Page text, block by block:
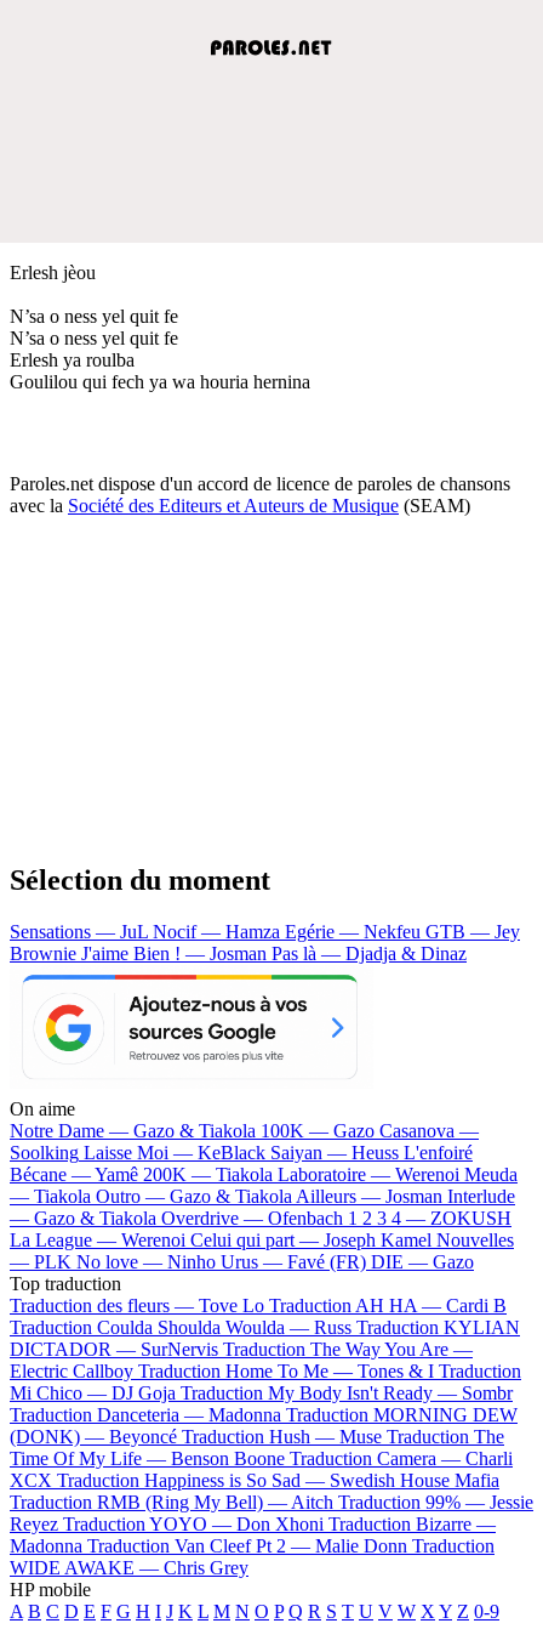
Erlesh jèou
N’sa o ness yel quit fe
N’sa o ness yel quit fe
Erlesh ya roulba
Goulilou qui fech ya wa houria hernina
Paroles.net dispose d'un accord de licence de paroles de chansons
avec la Société des Editeurs et Auteurs de Musique (SEAM)
Sélection du moment
Sensations — JuL Nocif — Hamza Egérie — Nekfeu GTB — Jey
Brownie J'aime Bien ! — Josman Pas là — Djadja & Dinaz
On aime
Notre Dame — Gazo & Tiakola 100K — Gazo Casanova —
Soolking Laisse Moi — KeBlack Saiyan — Heuss L'enfoiré
Bécane —Yamê 200K — Tiakola Laboratoire — Werenoi Meuda
— Tiakola Outro — Gazo & Tiakola Ailleurs — Josman Interlude
— Gazo & Tiakola Overdrive — Ofenbach 1 2 3 4 — ZOKUSH
La League — Werenoi Celui qui part — Joseph Kamel Nouvelles
— PLK No love — Ninho Urus — Favé (FR) DIE — Gazo
Top traduction
Traduction des fleurs — Tove Lo Traduction AH HA — Cardi B
Traduction Coulda Shoulda Woulda — Russ Traduction KYLIAN
DICTADOR — SurNervis Traduction The Way You Are —
Electric Callboy Traduction Home To Me — Tones & I Traduction
Mi Chico — DJ Goja Traduction My Body Isn't Ready — Sombr
Traduction Danceteria — Madonna Traduction MORNING DEW
(DONK) — Beyoncé Traduction Hush — Muse Traduction The
Time Of My Life — Benson Boone Traduction Camera — Charli
XCX Traduction Happiness is So Sad — Swedish House Mafia
Traduction RMB (Ring My Bell) — Aitch Traduction 99% — Jessie
Reyez Traduction YOYO — Don Xhoni Traduction Bizarre —
Madonna Traduction Van Cleef Pt 2 — Malie Donn Traduction
WIDE AWAKE — Chris Grey
HP mobile
A B C D E F G H I J K L M N O P Q R S T U V W X Y Z 0-9